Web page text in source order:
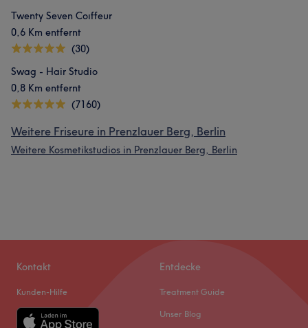
Twenty Seven Coıffeur
0,6 Km entfernt
(30)
Swag - Hair Studio
0,8 Km entfernt
(7160)
Weitere Friseure in Prenzlauer Berg, Berlin
Weitere Kosmetikstudios in Prenzlauer Berg, Berlin
Kontakt
Kunden-Hilfe
Entdecke
Treatment Guide
Unser Blog